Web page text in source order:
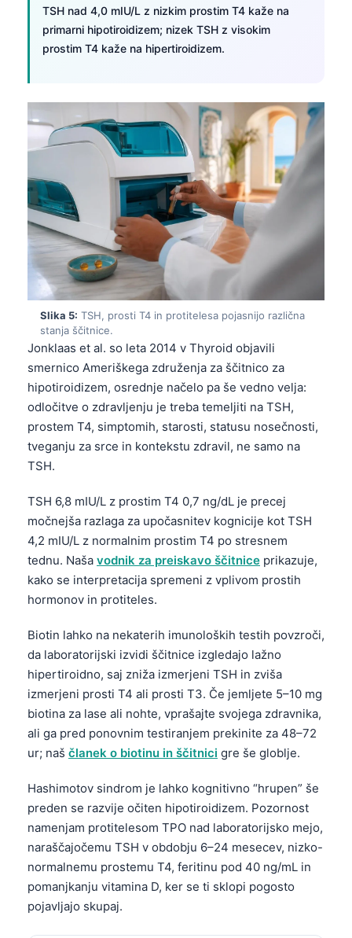
TSH nad 4,0 mIU/L z nizkim prostim T4 kaže na
primarni hipotiroidizem; nizek TSH z visokim
prostim T4 kaže na hipertiroidizem.
Slika 5: TSH, prosti T4 in protitelesa pojasnijo različna
stanja ščitnice.
Jonklaas et al. so leta 2014 v Thyroid objavili
smernico Ameriškega združenja za ščitnico za
hipotiroidizem, osrednje načelo pa še vedno velja:
odločitve o zdravljenju je treba temeljiti na TSH,
prostem T4, simptomih, starosti, statusu nosečnosti,
tveganju za srce in kontekstu zdravil, ne samo na
TSH.
TSH 6,8 mIU/L z prostim T4 0,7 ng/dL je precej
močnejša razlaga za upočasnitev kognicije kot TSH
4,2 mIU/L z normalnim prostim T4 po stresnem
tednu. Naša vodnik za preiskavo ščitnice prikazuje,
kako se interpretacija spremeni z vplivom prostih
hormonov in protiteles.
Biotin lahko na nekaterih imunoloških testih povzroči,
da laboratorijski izvidi ščitnice izgledajo lažno
hipertiroidno, saj zniža izmerjeni TSH in zviša
izmerjeni prosti T4 ali prosti T3. Če jemljete 5–10 mg
biotina za lase ali nohte, vprašajte svojega zdravnika,
ali ga pred ponovnim testiranjem prekinite za 48–72
ur; naš članek o biotinu in ščitnici gre še globlje.
Hashimotov sindrom je lahko kognitivno “hrupen” še
preden se razvije očiten hipotiroidizem. Pozornost
namenjam protitelesom TPO nad laboratorijsko mejo,
naraščajočemu TSH v obdobju 6–24 mesecev, nizko-
normalnemu prostemu T4, feritinu pod 40 ng/mL in
pomanjkanju vitamina D, ker se ti sklopi pogosto
pojavljajo skupaj.
Tagalog
ไทย
ဗမာစာ
ភាសាខ្មែរ
Kiswahili
አማርኛ
Українська
O‘zbekcha
Català
Қазақ тілі
Suomi
Hrvatski
Slovenčina
كوردی‎
پښتو
سنڌي
සිංහල
Galego
Latviešu valoda
Македонски јазик
Euskara
Gàidhlig
Occitan
العربية المغربية
Afrikaans
Монгол
ພາສາລາວ
Basa Jawa
ئۇيغۇرچە
Кыргызча
Esperanto
Frysk